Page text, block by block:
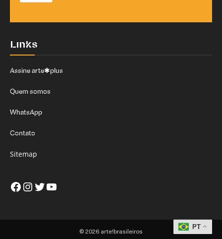
Links
Assine arte✱plus
Quem somos
WhatsApp
Contato
Sitemap
Facebook
Instagram
Twitter
Youtube
© 2026 arte!brasileiros
PT